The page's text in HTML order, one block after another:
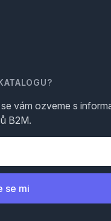
vám ozveme s
B2M.
se mi